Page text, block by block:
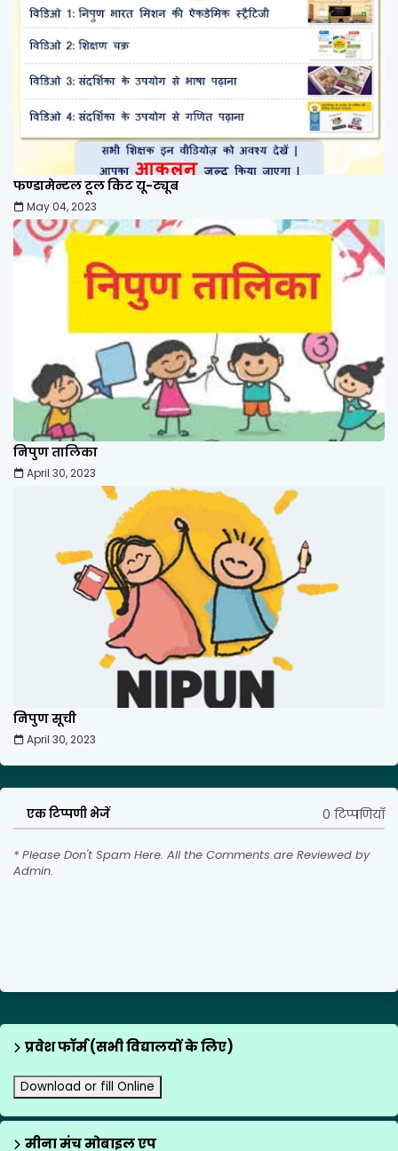
फण्डामेन्टल टूल किट यू-ट्यूब
May 04, 2023
निपुण तालिका
April 30, 2023
निपुण सूची
April 30, 2023
एक टिप्पणी भेजें 0 टिप्पणियाँ
* Please Don't Spam Here. All the Comments are Reviewed by
Admin.
प्रवेश फॉर्म (सभी विद्यालयों के लिए)
Download or fill Online
मीना मंच मोबाइल एप